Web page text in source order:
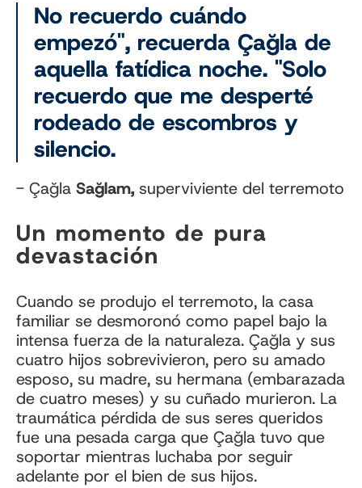
No recuerdo cuándo
empezó", recuerda Çağla de
aquella fatídica noche. "Solo
recuerdo que me desperté
rodeado de escombros y
silencio.
- Çağla Sağlam, superviviente del terremoto
Un momento de pura
devastación
Cuando se produjo el terremoto, la casa
familiar se desmoronó como papel bajo la
intensa fuerza de la naturaleza. Çağla y sus
cuatro hijos sobrevivieron, pero su amado
esposo, su madre, su hermana (embarazada
de cuatro meses) y su cuñado murieron. La
traumática pérdida de sus seres queridos
fue una pesada carga que Çağla tuvo que
soportar mientras luchaba por seguir
adelante por el bien de sus hijos.